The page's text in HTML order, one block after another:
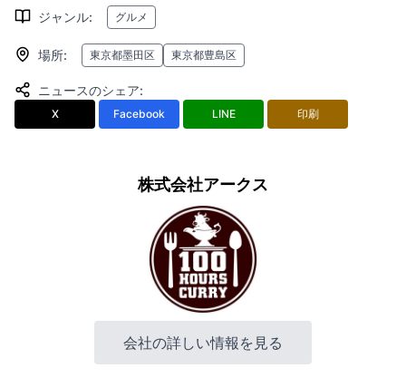
ジャンル: グルメ
場所: 東京都墨田区 東京都豊島区
ニュースのシェア:
X Facebook LINE 印刷
株式会社アークス
会社の詳しい情報を見る